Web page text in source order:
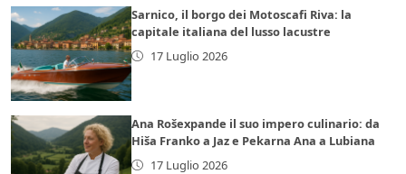
Sarnico, il borgo dei Motoscafi Riva: la
capitale italiana del lusso lacustre
17 Luglio 2026
Ana Rošexpande il suo impero culinario: da
Hiša Franko a Jaz e Pekarna Ana a Lubiana
17 Luglio 2026